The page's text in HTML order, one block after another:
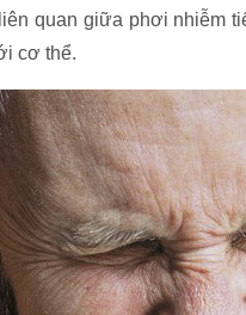
quan giữa phơi nhiễm
cơ thể.